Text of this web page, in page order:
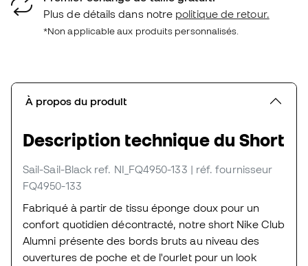
Plus de détails dans notre politique de retour.
*Non applicable aux produits personnalisés.
À propos du produit
Description technique du Short
Sail-Sail-Black ref. NI_FQ4950-133 | réf. fournisseur
FQ4950-133
Fabriqué à partir de tissu éponge doux pour un
confort quotidien décontracté, notre short Nike Club
Alumni présente des bords bruts au niveau des
ouvertures de poche et de l'ourlet pour un look